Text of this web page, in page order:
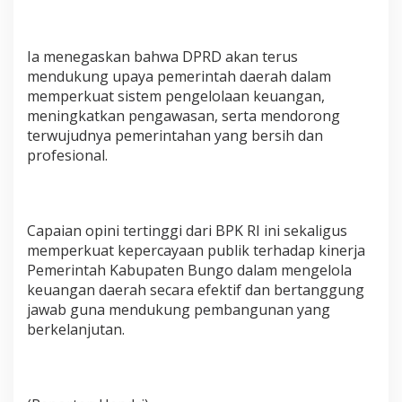
Ia menegaskan bahwa DPRD akan terus
mendukung upaya pemerintah daerah dalam
memperkuat sistem pengelolaan keuangan,
meningkatkan pengawasan, serta mendorong
terwujudnya pemerintahan yang bersih dan
profesional.
Capaian opini tertinggi dari BPK RI ini sekaligus
memperkuat kepercayaan publik terhadap kinerja
Pemerintah Kabupaten Bungo dalam mengelola
keuangan daerah secara efektif dan bertanggung
jawab guna mendukung pembangunan yang
berkelanjutan.